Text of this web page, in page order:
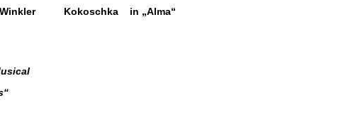
Kokoschka in „Alma“